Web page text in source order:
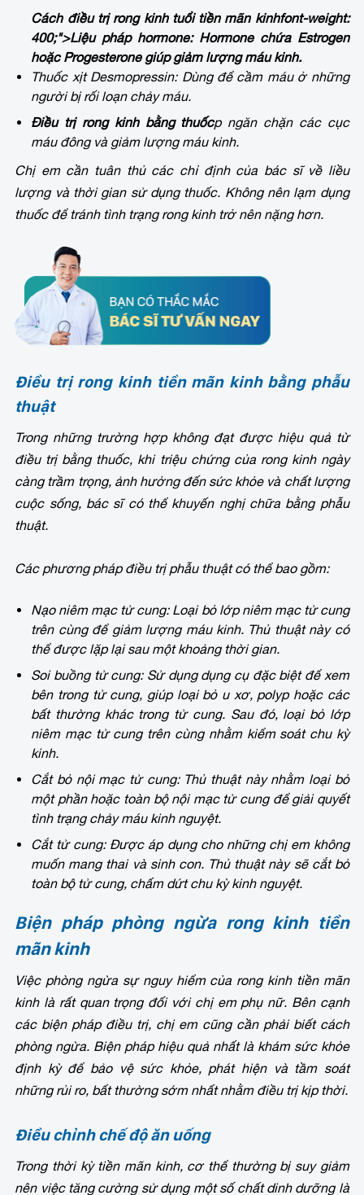
Cách điều trị rong kinh tuổi tiền mãn kinhfont-weight:
400;">Liệu pháp hormone: Hormone chứa Estrogen
hoặc Progesterone giúp giảm lượng máu kinh.
Thuốc xịt Desmopressin: Dùng để cầm máu ở những
người bị rối loạn chảy máu.
Điều trị rong kinh bằng thuốcp ngăn chặn các cục
máu đông và giảm lượng máu kinh.
Chị em cần tuân thủ các chỉ định của bác sĩ về liều
lượng và thời gian sử dụng thuốc. Không nên lạm dụng
thuốc để tránh tình trạng rong kinh trở nên nặng hơn.
Điều trị rong kinh tiền mãn kinh bằng phẫu
thuật
Trong những trường hợp không đạt được hiệu quả từ
điều trị bằng thuốc, khi triệu chứng của rong kinh ngày
càng trầm trọng, ảnh hưởng đến sức khỏe và chất lượng
cuộc sống, bác sĩ có thể khuyến nghị chữa bằng phẫu
thuật.
Các phương pháp điều trị phẫu thuật có thể bao gồm:
Nạo niêm mạc tử cung: Loại bỏ lớp niêm mạc tử cung
trên cùng để giảm lượng máu kinh. Thủ thuật này có
thể được lặp lại sau một khoảng thời gian.
Soi buồng tử cung: Sử dụng dụng cụ đặc biệt để xem
bên trong tử cung, giúp loại bỏ u xơ, polyp hoặc các
bất thường khác trong tử cung. Sau đó, loại bỏ lớp
niêm mạc tử cung trên cùng nhằm kiểm soát chu kỳ
kinh.
Cắt bỏ nội mạc tử cung: Thủ thuật này nhằm loại bỏ
một phần hoặc toàn bộ nội mạc tử cung để giải quyết
tình trạng chảy máu kinh nguyệt.
Cắt tử cung: Được áp dụng cho những chị em không
muốn mang thai và sinh con. Thủ thuật này sẽ cắt bỏ
toàn bộ tử cung, chấm dứt chu kỳ kinh nguyệt.
Biện pháp phòng ngừa rong kinh tiền
mãn kinh
Việc phòng ngừa sự nguy hiểm của rong kinh tiền mãn
kinh là rất quan trọng đối với chị em phụ nữ. Bên cạnh
các biện pháp điều trị, chị em cũng cần phải biết cách
phòng ngừa. Biện pháp hiệu quả nhất là khám sức khỏe
định kỳ để bảo vệ sức khỏe, phát hiện và tầm soát
những rủi ro, bất thường sớm nhất nhằm điều trị kịp thời.
Điều chỉnh chế độ ăn uống
Trong thời kỳ tiền mãn kinh, cơ thể thường bị suy giảm
nên việc tăng cường sử dụng một số chất dinh dưỡng là